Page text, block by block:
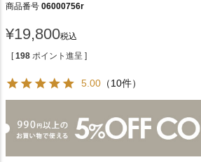
商品番号 06000756r
¥19,800税込
[ 198 ポイント進呈 ]
5.00 （10件）